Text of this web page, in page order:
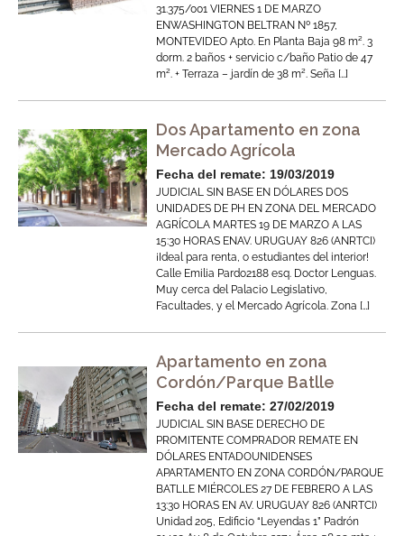
31.375/001 VIERNES 1 DE MARZO
ENWASHINGTON BELTRAN Nº 1857,
MONTEVIDEO Apto. En Planta Baja 98 m². 3
dorm. 2 baños + servicio c/baño Patio de 47
m². + Terraza – jardín de 38 m². Seña […]
Dos Apartamento en zona
Mercado Agrícola
Fecha del remate: 19/03/2019
JUDICIAL SIN BASE EN DÓLARES DOS
UNIDADES DE PH EN ZONA DEL MERCADO
AGRÍCOLA MARTES 19 DE MARZO A LAS
15:30 HORAS ENAV. URUGUAY 826 (ANRTCI)
¡Ideal para renta, o estudiantes del interior!
Calle Emilia Pardo2188 esq. Doctor Lenguas.
Muy cerca del Palacio Legislativo,
Facultades, y el Mercado Agrícola. Zona […]
Apartamento en zona
Cordón/Parque Batlle
Fecha del remate: 27/02/2019
JUDICIAL SIN BASE DERECHO DE
PROMITENTE COMPRADOR REMATE EN
DÓLARES ENTADOUNIDENSES
APARTAMENTO EN ZONA CORDÓN/PARQUE
BATLLE MIÉRCOLES 27 DE FEBRERO A LAS
13:30 HORAS EN AV. URUGUAY 826 (ANRTCI)
Unidad 205, Edificio “Leyendas 1” Padrón